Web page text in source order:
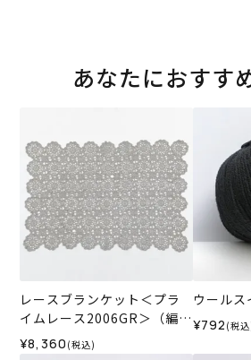
あなたにおすす
レースブランケット＜プラ
イムレース2006GR＞（編み
物 材料セット）
¥8,360 (税込)
ウール
¥792 (税